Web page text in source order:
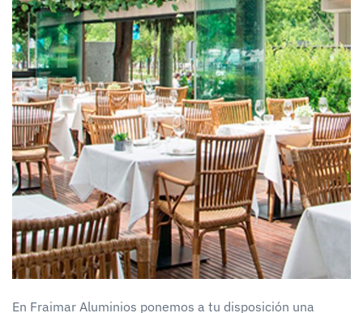
En Fraimar Aluminios ponemos a tu disposición una